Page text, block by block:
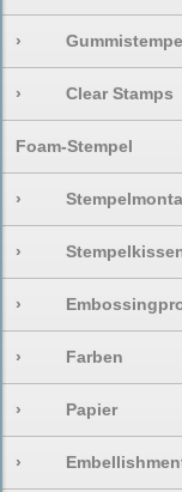
›
› Clear Stamps
Foam-Stempel
›
›
›
› Farben
› Papier
›